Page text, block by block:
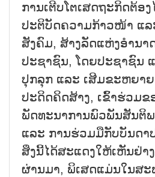
ການເຕີບໂຕເສດຖະກິດຕ້ອ
ປະຕິບັດຄວາມກ້າວໜ້າ ແລ
ສັງຄົມ, ສ້າງລັດແຫ່ງອຳນາ
ປະຊາຊົນ, ໂດຍປະຊາຊົນ
ປຸກລຸກ ແລະ ເສີມຂະຫຍາ
ປະດິດຄິດສ້າງ, ເຂົ້າຮ່ວມຂ
ພັດທະນາການພົວພັນສັນຕິ
ແລະ ການຮ່ວມມືກັບບັນດາ
ສິ່ງນີ້ໄດ້ສະແດງໃຫ້ເຫັນຢ່າ
ຜ່ານມາ, ພິເສດແມ່ນໃນສະ